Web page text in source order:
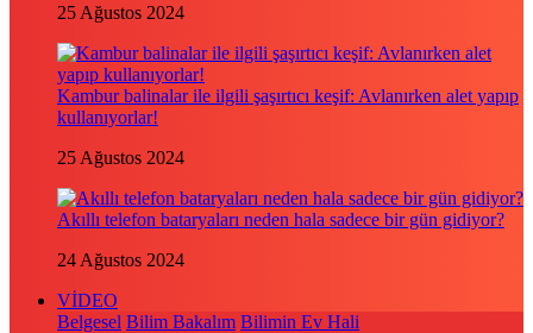
25 Ağustos 2024
Kambur balinalar ile ilgili şaşırtıcı keşif: Avlanırken alet yapıp
kullanıyorlar!
25 Ağustos 2024
Akıllı telefon bataryaları neden hala sadece bir gün gidiyor?
24 Ağustos 2024
VİDEO
Belgesel Bilim Bakalım Bilimin Ev Hali